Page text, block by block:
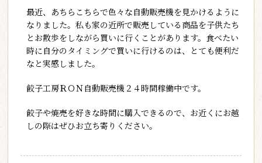
最近、あちらこちらで色々な自動販売機を見かけるように
なりました。私も家の近所で販売している商品を子供たち
とお散歩をしながら買いに行くことがあります。食べたい
時に自分のタイミングで買いに行けるのは、とても便利だ
なと実感しました。
餃子工房ＲＯＮ自動販売機２４時間稼働中です。
餃子や焼売を好きな時間に購入できるので、お近くにお越
しの際はぜひお立ち寄りください。